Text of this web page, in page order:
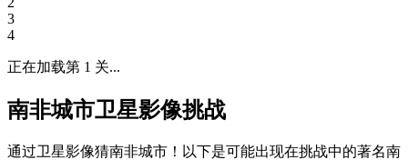
3
4
正在加载第 1 关...
南非城市卫星影像挑战
通过卫星影像猜南非城市！以下是可能出现在挑战中的著名南